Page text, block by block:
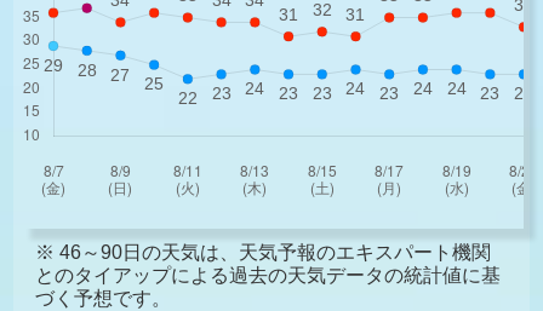
※ 46～90日の天気は、天気予報のエキスパート機関
とのタイアップによる過去の天気データの統計値に基
づく予想です。